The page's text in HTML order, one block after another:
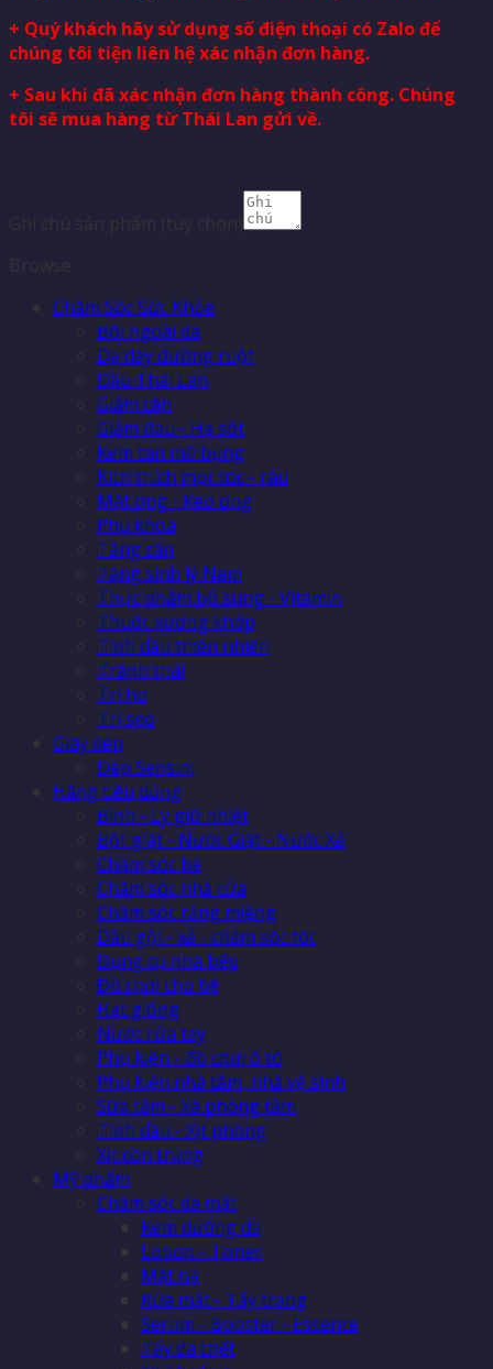
+ Quý khách hãy sử dụng số điện thoại có Zalo để
chúng tôi tiện liên hệ xác nhận đơn hàng.
+ Sau khi đã xác nhận đơn hàng thành công. Chúng
tôi sẽ mua hàng từ Thái Lan gửi về.
Chăm Sóc Sức Khỏe
Bôi ngoài da
Dạ dày đường ruột
Dầu Thái Lan
Giảm cân
Giảm đau - Hạ sốt
Kem tan mỡ bụng
Kích thích mọc tóc - râu
Mật ong - Keo ong
Phụ khoa
Tăng cân
Tăng sinh lý Nam
Thực phẩm bổ sung - Vitamin
Thuốc xương khớp
Tinh dầu thiên nhiên
Tránh thai
Trị ho
Trị sẹo
Giày dép
Dép Sensini
Hàng tiêu dùng
Bình - Ly giữ nhiệt
Bột giặt - Nước Giặt - Nước Xả
Chăm sóc bé
Chăm sóc nhà cửa
Chăm sóc răng miệng
Dầu gội - xả - chăm sóc tóc
Dụng cụ nhà bếp
Đồ chơi cho bé
Hạt giống
Nước rửa tay
Phụ kiện - đồ chơi ô tô
Phụ kiện nhà tắm, nhà vệ sinh
Sữa tắm - Xà phòng tắm
Tinh dầu - Xịt phòng
Xịt côn trùng
Mỹ phẩm
Chăm sóc da mặt
Kem dưỡng da
Lotion - Toner
Mặt nạ
Rửa mặt - Tẩy trang
Serum - Booster - Essence
Tẩy da chết